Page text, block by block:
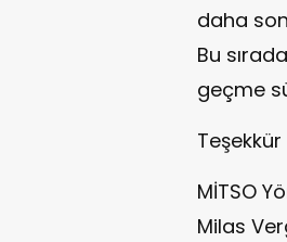
daha
Bu
geçme
Teşekkür
MİTSO
Milas